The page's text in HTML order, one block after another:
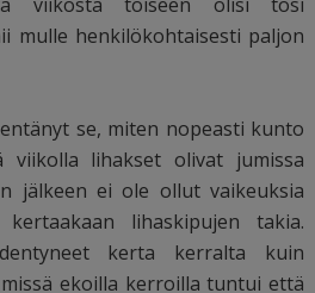
mulle henkilökohtaisesti paljon
se, miten nopeasti kunto
viikolla lihakset olivat jumissa
jälkeen ei ole ollut vaikeuksia
lihaskipujen takia.
kerta kerralta kuin
ekoilla kerroilla tuntui että